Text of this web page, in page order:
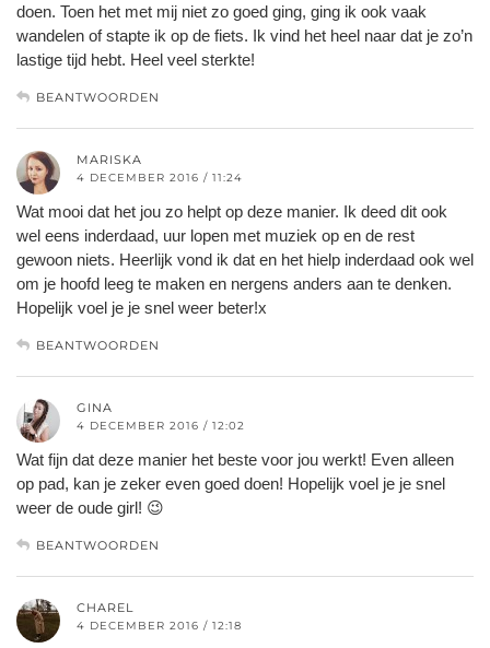
doen. Toen het met mij niet zo goed ging, ging ik ook vaak
wandelen of stapte ik op de fiets. Ik vind het heel naar dat je zo’n
lastige tijd hebt. Heel veel sterkte!
BEANTWOORDEN
MARISKA
4 DECEMBER 2016 / 11:24
Wat mooi dat het jou zo helpt op deze manier. Ik deed dit ook
wel eens inderdaad, uur lopen met muziek op en de rest
gewoon niets. Heerlijk vond ik dat en het hielp inderdaad ook wel
om je hoofd leeg te maken en nergens anders aan te denken.
Hopelijk voel je je snel weer beter!x
BEANTWOORDEN
GINA
4 DECEMBER 2016 / 12:02
Wat fijn dat deze manier het beste voor jou werkt! Even alleen
op pad, kan je zeker even goed doen! Hopelijk voel je je snel
weer de oude girl! 😉
BEANTWOORDEN
CHAREL
4 DECEMBER 2016 / 12:18